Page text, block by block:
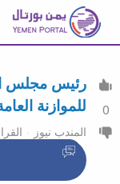
0
رئيس مجلس
للموازنة
المندب نيوز